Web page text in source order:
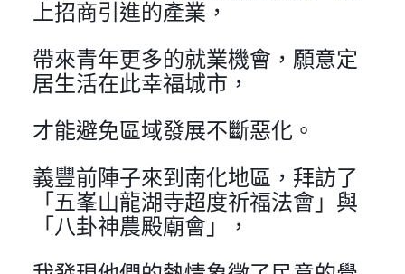
上招商引進的產業，
帶來青年更多的就業機會，願意定
居生活在此幸福城市，
才能避免區域發展不斷惡化。
義豐前陣子來到南化地區，拜訪了
「五峯山龍湖寺超度祈福法會」與
「八卦神農殿廟會」，